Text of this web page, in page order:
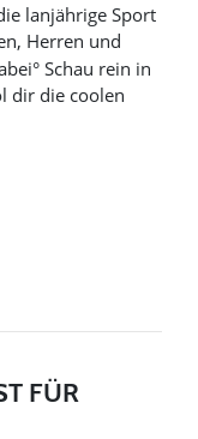
lanjährige Sport
Herren und
Schau rein in
dir die coolen
FÜR